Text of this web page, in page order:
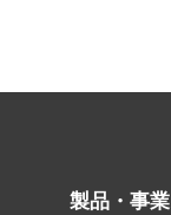
製品・事業